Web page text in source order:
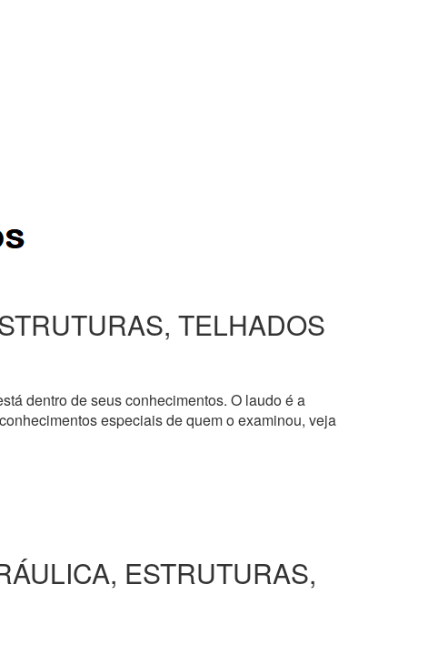
TELHADOS
dentro de seus conhecimentos. O laudo é a
especiais de quem o examinou, veja
ESTRUTURAS,